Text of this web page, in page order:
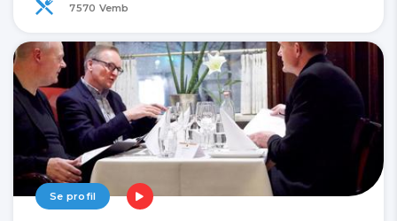
7570 Vemb
Se profil